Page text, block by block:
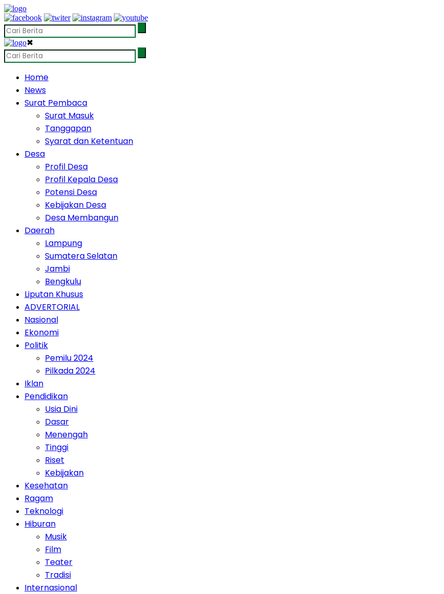
✖
Home
News
Surat Pembaca
Surat Masuk
Tanggapan
Syarat dan Ketentuan
Desa
Profil Desa
Profil Kepala Desa
Potensi Desa
Kebijakan Desa
Desa Membangun
Daerah
Lampung
Sumatera Selatan
Jambi
Bengkulu
Liputan Khusus
ADVERTORIAL
Nasional
Ekonomi
Politik
Pemilu 2024
Pilkada 2024
Iklan
Pendidikan
Usia Dini
Dasar
Menengah
Tinggi
Riset
Kebijakan
Kesehatan
Ragam
Teknologi
Hiburan
Musik
Film
Teater
Tradisi
Internasional